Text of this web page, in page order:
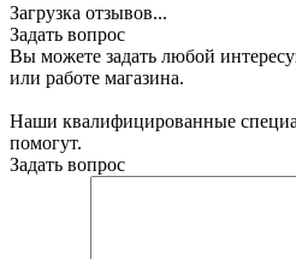
Загрузка отзывов...
Задать вопрос
Вы можете задать любой
или работе магазина.
Наши квалифицированные
помогут.
Задать вопрос